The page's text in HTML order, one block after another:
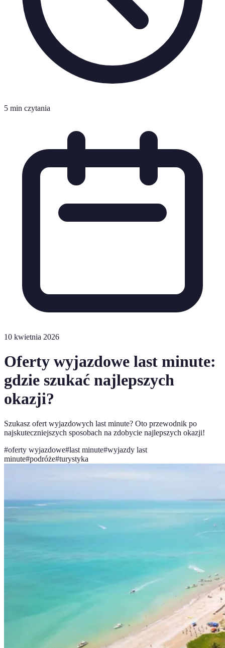
5 min czytania
10 kwietnia 2026
Oferty wyjazdowe last minute:
gdzie szukać najlepszych
okazji?
Szukasz ofert wyjazdowych last minute? Oto przewodnik po
najskuteczniejszych sposobach na zdobycie najlepszych okazji!
#oferty wyjazdowe#last minute#wyjazdy last
minute#podróże#turystyka